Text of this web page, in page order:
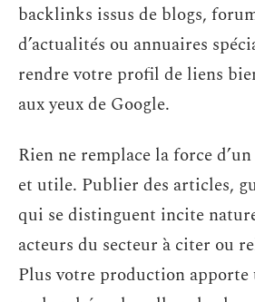
backlinks issus de blogs,
d’actualités ou annuaires
rendre votre profil de liens
aux yeux de Google.
Rien ne remplace la force
et utile. Publier des articles,
qui se distinguent incite
acteurs du secteur à citer ou
Plus votre production